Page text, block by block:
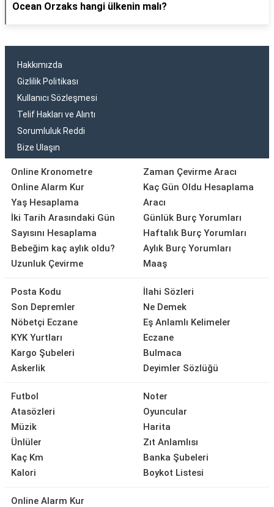
Ocean Orzaks hangi ülkenin malı?
Hakkımızda
Gizlilik Politikası
Kullanıcı Sözleşmesi
Telif Hakları ve Alıntı
Sorumluluk Reddi
Bize Ulaşın
Online Kronometre
Online Alarm Kur
Yaş Hesaplama
İki Tarih Arasındaki Gün
Sayısını Hesaplama
Bebeğim kaç aylık oldu?
Uzunluk Çevirme
Zaman Çevirme Aracı
Kaç Gün Oldu Hesaplama
Aracı
Günlük Burç Yorumları
Haftalık Burç Yorumları
Aylık Burç Yorumları
Maaş
Posta Kodu
Son Depremler
Nöbetçi Eczane
KYK Yurtları
Kargo Şubeleri
Askerlik
İlahi Sözleri
Ne Demek
Eş Anlamlı Kelimeler
Eczane
Bulmaca
Deyimler Sözlüğü
Futbol
Atasözleri
Müzik
Ünlüler
Kaç Km
Kalori
Noter
Oyuncular
Harita
Zıt Anlamlısı
Banka Şubeleri
Boykot Listesi
Online Alarm Kur